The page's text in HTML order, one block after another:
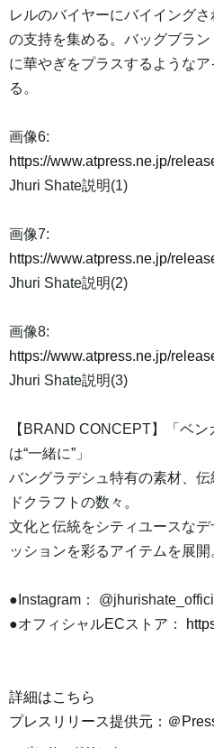
レルのバイヤーにバイイング
の支持を集める。バッグブラ
に華やぎをプラスするような
る。
画像6:
https://www.atpress.ne.jp/
Jhuri Shate説明(1)
画像7:
https://www.atpress.ne.jp/
Jhuri Shate説明(2)
画像8:
https://www.atpress.ne.jp/
Jhuri Shate説明(3)
【BRAND CONCEPT】「ベ
は“一緒に”」
バングラデシュ特有の素材、
ドクラフトの数々。
文化と伝統をシティユースな
ッションを彩るアイテムを展開
●Instagram：
●オフィシャルECストア：
詳細はこちら
プレスリリース提供元：＠